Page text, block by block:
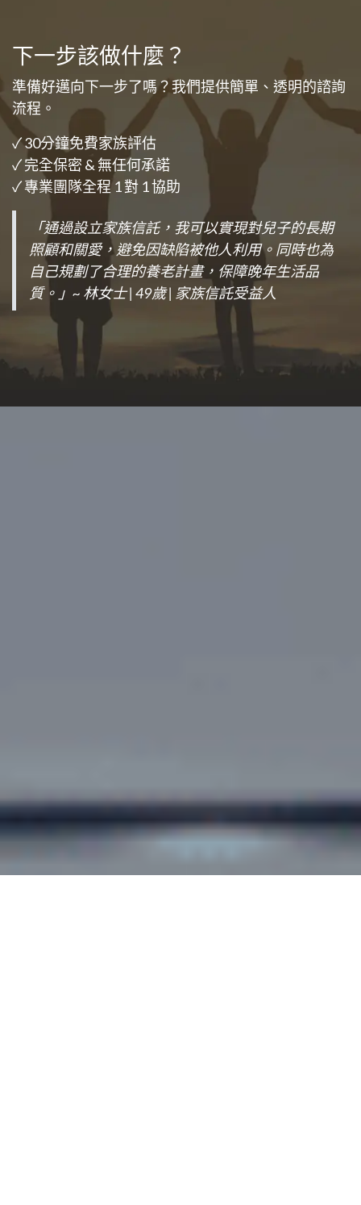
下一步該做什麼？
準備好邁向下一步了嗎？我們提供簡單、透明的諮詢
流程。
✓ 30分鐘免費家族評估
✓ 完全保密 & 無任何承諾
✓ 專業團隊全程 1 對 1 協助
「通過設立家族信託，我可以實現對兒子的長期
照顧和關愛，避免因缺陷被他人利用。同時也為
自己規劃了合理的養老計畫，保障晚年生活品
質。」~ 林女士 | 49歲 | 家族信託受益人